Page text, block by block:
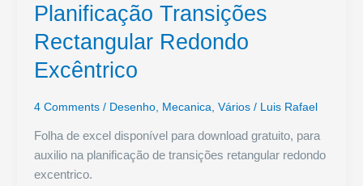
Planificação Transições
Rectangular Redondo
Excêntrico
4 Comments / Desenho, Mecanica, Vários/ Luis Rafael
Folha de excel disponível para download gratuito, para
auxilio na planificação de transições retangular redondo
excentrico.